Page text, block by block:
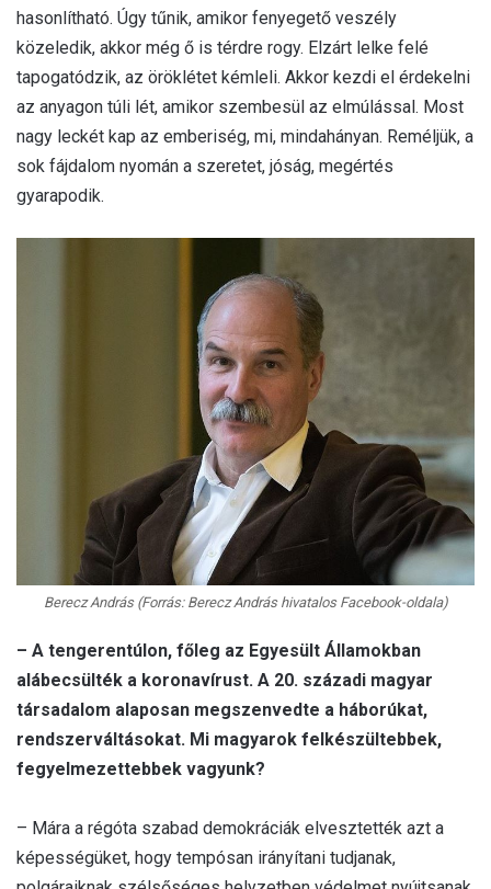
hasonlítható. Úgy tűnik, amikor fenyegető veszély
közeledik, akkor még ő is térdre rogy. Elzárt lelke felé
tapogatódzik, az öröklétet kémleli. Akkor kezdi el érdekelni
az anyagon túli lét, amikor szembesül az elmúlással. Most
nagy leckét kap az emberiség, mi, mindahányan. Reméljük, a
sok fájdalom nyomán a szeretet, jóság, megértés
gyarapodik.
Berecz András (Forrás: Berecz András hivatalos Facebook-oldala)
– A tengerentúlon, főleg az Egyesült Államokban
alábecsülték a koronavírust. A 20. századi magyar
társadalom alaposan megszenvedte a háborúkat,
rendszerváltásokat. Mi magyarok felkészültebbek,
fegyelmezettebbek vagyunk?
– Mára a régóta szabad demokráciák elvesztették azt a
képességüket, hogy tempósan irányítani tudjanak,